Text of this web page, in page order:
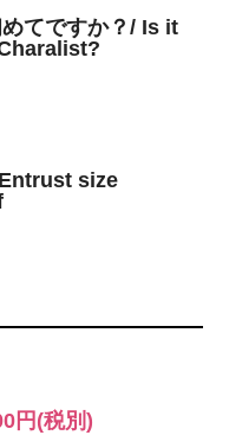
てですか？/ Is it
size
円(税別)